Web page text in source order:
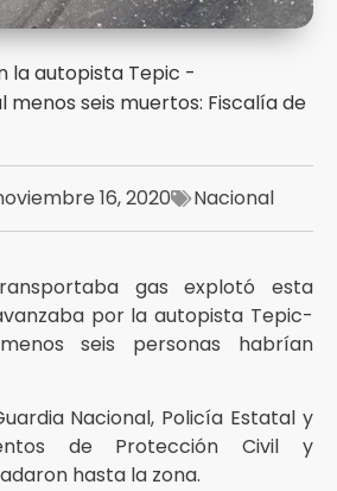
la autopista Tepic -
menos seis muertos: Fiscalía de
16, 2020 Nacional
gas explotó esta
por la autopista Tepic-
seis personas habrían
Nacional, Policía Estatal y
de Protección Civil y
hasta la zona.